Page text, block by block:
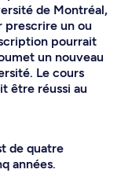
de Montréal,
prescrire un ou
pourrait
un nouveau
Le cours
être réussi au
de quatre
années.